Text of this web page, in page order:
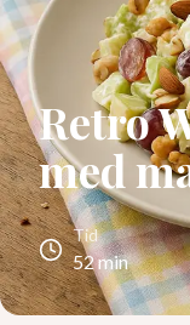
Retro
med
Tid
52min